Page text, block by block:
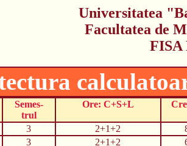
Universitatea
Facultatea de
FISA
Semes-
trul
Ore: C+S+L
3 2+1+2
3 2+1+2